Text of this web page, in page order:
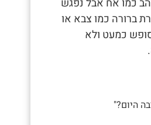
כמו אח אבל נפגש
ברורה כמו צבא או
כמעט ולא
היום?"